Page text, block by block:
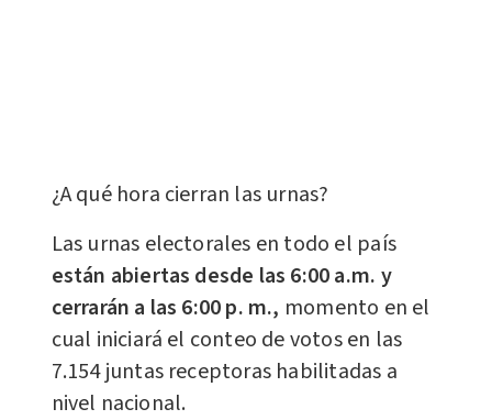
¿A qué hora cierran las urnas?
Las urnas electorales en todo el país
están abiertas desde las 6:00 a.m. y
cerrarán a las 6:00 p. m., momento en el
cual iniciará el conteo de votos en las
7.154 juntas receptoras habilitadas a
nivel nacional.